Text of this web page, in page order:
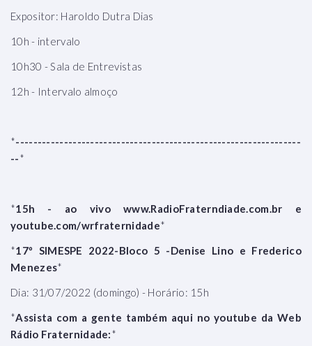
Expositor: Haroldo Dutra Dias
10h - intervalo
10h30 - Sala de Entrevistas
12h - Intervalo almoço
*-----------------------------------------------------------------
--*
*15h - ao vivo www.RadioFraterndiade.com.br e
youtube.com/wrfraternidade*
*17º SIMESPE 2022-Bloco 5 -Denise Lino e Frederico
Menezes*
Dia: 31/07/2022 (domingo) - Horário: 15h
*Assista com a gente também aqui no youtube da Web
Rádio Fraternidade:*